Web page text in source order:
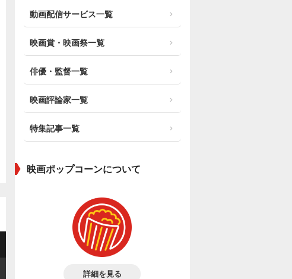
動画配信サービス一覧
映画賞・映画祭一覧
俳優・監督一覧
映画評論家一覧
特集記事一覧
映画ポップコーンについて
詳細を見る